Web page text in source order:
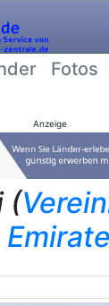
Fotos
Anzeige
(